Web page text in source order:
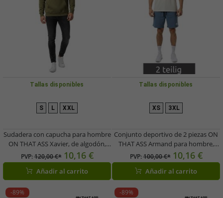
Tallas disponibles
S L XXL
Sudadera con capucha para hombre
ON THAT ASS Xavier, de algodón,
con bolsillo tipo canguro y forro
polar, color verde oliva
PVP:120,00 €* 10,16 €
Añadir al carrito
Tallas disponibles
XS 3XL
Conjunto deportivo de 2 piezas ON
THAT ASS Armand para hombre,
conjunto de alto rendimiento para
gimnasio con camiseta y pantalones
cortos, color beige/azul.
PVP:100,00 €* 10,16 €
Añadir al carrito
-89% -89%